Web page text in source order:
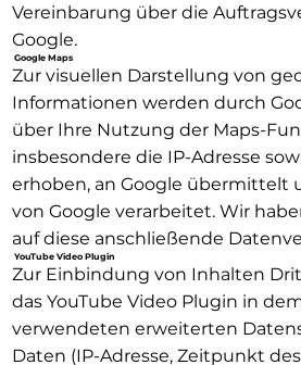
Vereinbarung über die
Google.
Google Maps
Zur visuellen Darstellung von
Informationen werden durch
über Ihre Nutzung der Maps-
insbesondere die IP-Adresse
erhoben, an Google übermittelt
von Google verarbeitet. Wir
auf diese anschließende
YouTube Video Plugin
Zur Einbindung von Inhalten
das YouTube Video Plugin in
verwendeten erweiterten
Daten (IP-Adresse, Zeitpunkt